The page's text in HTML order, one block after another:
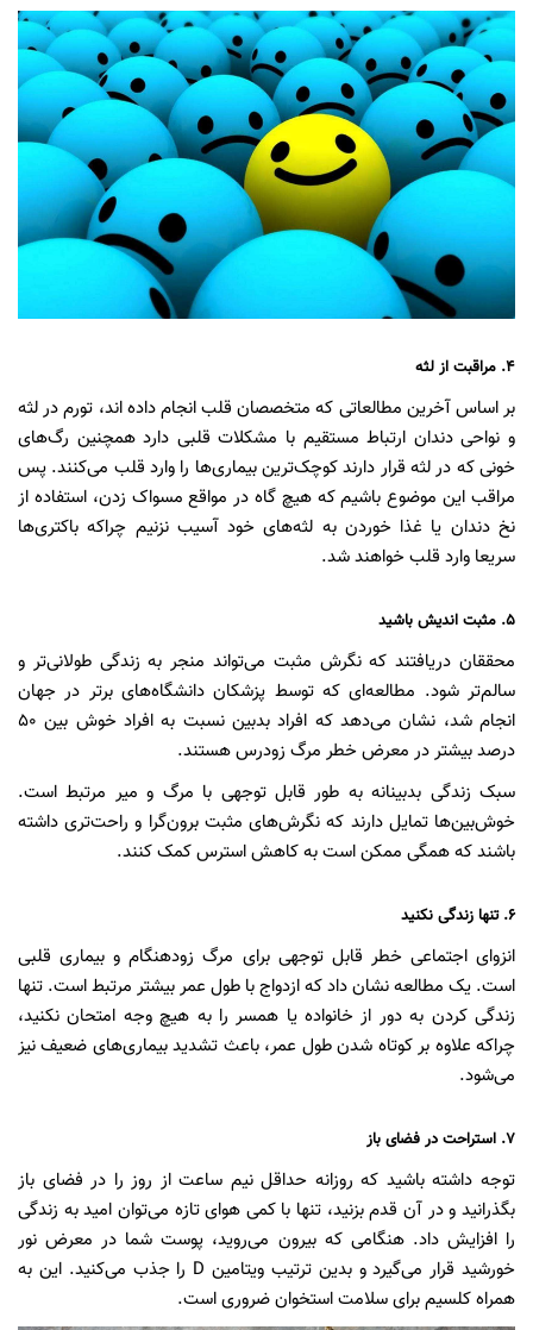
۴. مراقبت از لثه
بر اساس آخرین مطالعاتی که متخصصان قلب انجام داده اند، تورم در لثه
و نواحی دندان ارتباط مستقیم با مشکلات قلبی دارد همچنین رگ‌های
خونی که در لثه قرار دارند کوچک‌ترین بیماری‌ها را وارد قلب می‌کنند. پس
مراقب این موضوع باشیم که هیچ گاه در مواقع مسواک زدن، استفاده از
نخ دندان یا غذا خوردن به لثه‌های خود آسیب نزنیم چراکه باکتری‌ها
سریعا وارد قلب خواهند شد.
۵. مثبت اندیش باشید
محققان دریافتند که نگرش مثبت می‌تواند منجر به زندگی طولانی‌تر و
سالم‌تر شود. مطالعه‌ای که توسط پزشکان دانشگاه‌های برتر در جهان
انجام شد، نشان می‌دهد که افراد بدبین نسبت به افراد خوش بین ۵۰
درصد بیشتر در معرض خطر مرگ زودرس هستند.
سبک زندگی بدبینانه به طور قابل توجهی با مرگ و میر مرتبط است.
خوش‌بین‌ها تمایل دارند که نگرش‌های مثبت برون‌گرا و راحت‌تری داشته
باشند که همگی ممکن است به کاهش استرس کمک کنند.
۶. تنها زندگی نکنید
انزوای اجتماعی خطر قابل توجهی برای مرگ زودهنگام و بیماری قلبی
است. یک مطالعه نشان داد که ازدواج با طول عمر بیشتر مرتبط است. تنها
زندگی کردن به دور از خانواده یا همسر را به هیچ وجه امتحان نکنید،
چراکه علاوه بر کوتاه شدن طول عمر، باعث تشدید بیماری‌های ضعیف نیز
می‌شود.
۷. استراحت در فضای باز
توجه داشته باشید که روزانه حداقل نیم ساعت از روز را در فضای باز
بگذرانید و در آن قدم بزنید، تنها با کمی هوای تازه می‌توان امید به زندگی
را افزایش داد. هنگامی که بیرون می‌روید، پوست شما در معرض نور
خورشید قرار می‌گیرد و بدین ترتیب ویتامین D را جذب می‌کنید. این به
همراه کلسیم برای سلامت استخوان ضروری است.